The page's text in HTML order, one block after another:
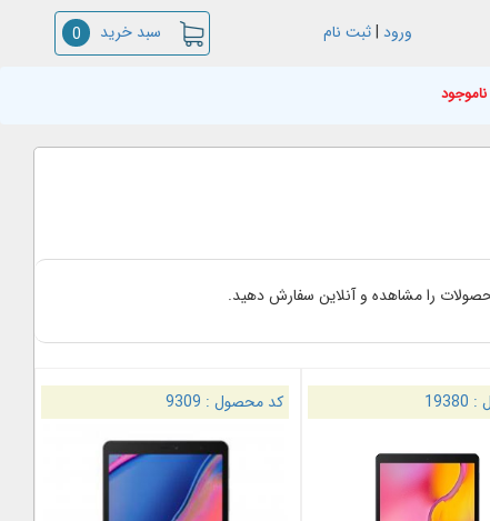
ورود |ثبت نام سبد خرید 0
را مشاهده و آنلاین سفارش دهید.
:
19380 کد محصول : 9309